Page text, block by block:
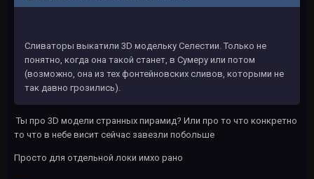
Сливаторы выкатили 3D модельку Селестии. Только не
понятно, когда она такой станет, в Сумеру или потом
(возможно, она из тех фонтейновских сливов, которыми не
так давно грозились).
Ты про 3D модели странных пирамид? Или про то что конкретно
то что в небе висит сейчас завезли побольше
Просто для отдельной локи имхо рано